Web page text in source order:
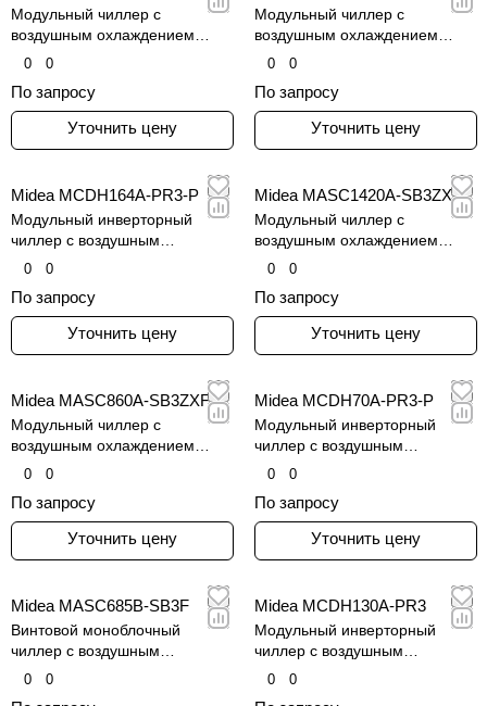
Модульный чиллер с
воздушным охлаждением
конденсатора и винтовым
0 0
По запросу
Уточнить цену
Модульный чиллер с
воздушным охлаждением
конденсатора и винтовым
0 0
По запросу
Уточнить цену
Midea MCDH164A-PR3-P
Модульный инверторный
чиллер с воздушным
охлаждением конденсатора
0 0
По запросу
Уточнить цену
Midea MASC1420A-SB3ZXF
Модульный чиллер с
воздушным охлаждением
конденсатора и винтовым
0 0
По запросу
Уточнить цену
Midea MASC860A-SB3ZXF
Модульный чиллер с
воздушным охлаждением
конденсатора и винтовым
0 0
По запросу
Уточнить цену
Midea MCDH70A-PR3-P
Модульный инверторный
чиллер с воздушным
охлаждением конденсатора
0 0
По запросу
Уточнить цену
Midea MASC685B-SB3F
Винтовой моноблочный
чиллер с воздушным
охлаждением конденсатора
0 0
Midea MCDH130A-PR3
Модульный инверторный
чиллер с воздушным
охлаждением конденсатора
0 0